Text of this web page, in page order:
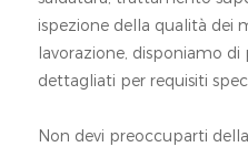
ispezione della qualità dei
lavorazione, disponiamo di
dettagliati per requisiti
Non devi preoccuparti